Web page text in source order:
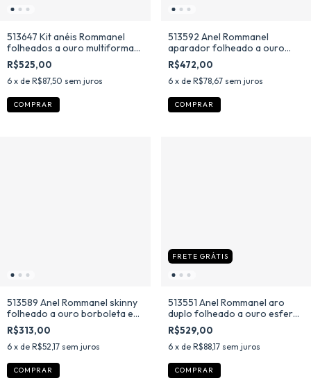
513647 Kit anéis Rommanel
folheados a ouro multiformas
com zircônias e cristais
R$525,00
6 x de R$87,50 sem juros
COMPRAR
513592 Anel Rommanel
aparador folheado a ouro
com zircônias brancas
R$472,00
6 x de R$78,67 sem juros
COMPRAR
513589 Anel Rommanel skinny
folheado a ouro borboleta e
zircônias
R$313,00
6 x de R$52,17 sem juros
COMPRAR
FRETE GRÁTIS
513551 Anel Rommanel aro
duplo folheado a ouro esferas
e zircônias
R$529,00
6 x de R$88,17 sem juros
COMPRAR